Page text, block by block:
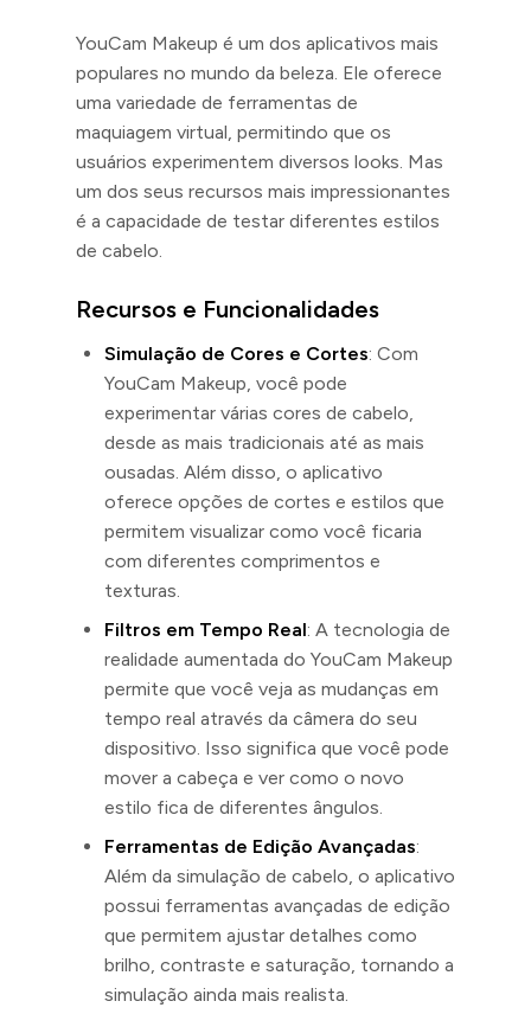
YouCam Makeup é um dos aplicativos mais
populares no mundo da beleza. Ele oferece
uma variedade de ferramentas de
maquiagem virtual, permitindo que os
usuários experimentem diversos looks. Mas
um dos seus recursos mais impressionantes
é a capacidade de testar diferentes estilos
de cabelo.
Recursos e Funcionalidades
Simulação de Cores e Cortes: Com
YouCam Makeup, você pode
experimentar várias cores de cabelo,
desde as mais tradicionais até as mais
ousadas. Além disso, o aplicativo
oferece opções de cortes e estilos que
permitem visualizar como você ficaria
com diferentes comprimentos e
texturas.
Filtros em Tempo Real: A tecnologia de
realidade aumentada do YouCam Makeup
permite que você veja as mudanças em
tempo real através da câmera do seu
dispositivo. Isso significa que você pode
mover a cabeça e ver como o novo
estilo fica de diferentes ângulos.
Ferramentas de Edição Avançadas:
Além da simulação de cabelo, o aplicativo
possui ferramentas avançadas de edição
que permitem ajustar detalhes como
brilho, contraste e saturação, tornando a
simulação ainda mais realista.